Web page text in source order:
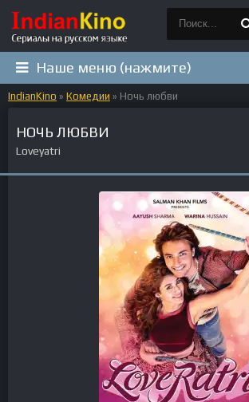
Наше меню (нажмите)
IndianKino » Комедии » Ночь любви
НОЧЬ ЛЮБВИ
Loveyatri